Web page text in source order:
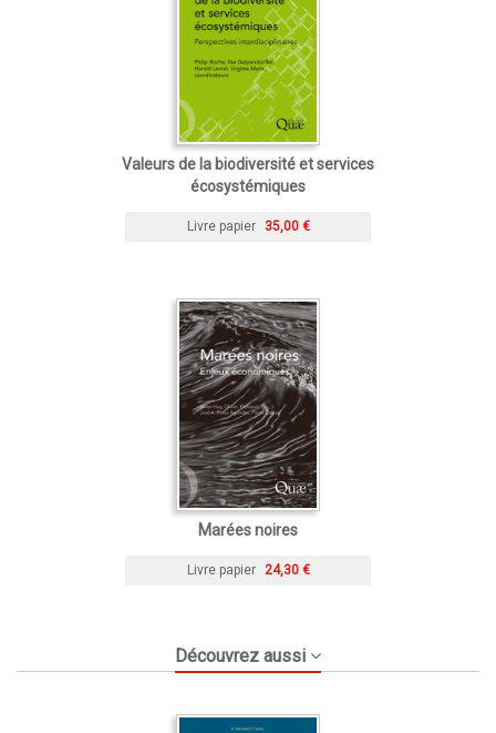
Valeurs de la biodiversité et services
écosystémiques
Livre papier 35,00 €
Marées noires
Livre papier 24,30 €
Découvrez aussi